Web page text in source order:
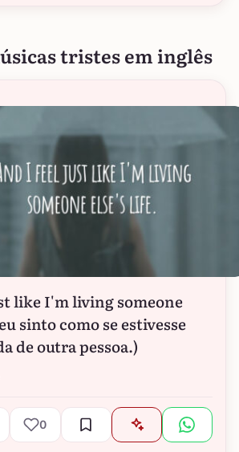
tristes em inglês
like I'm living someone
sinto como se estivesse
de outra pessoa.)
0